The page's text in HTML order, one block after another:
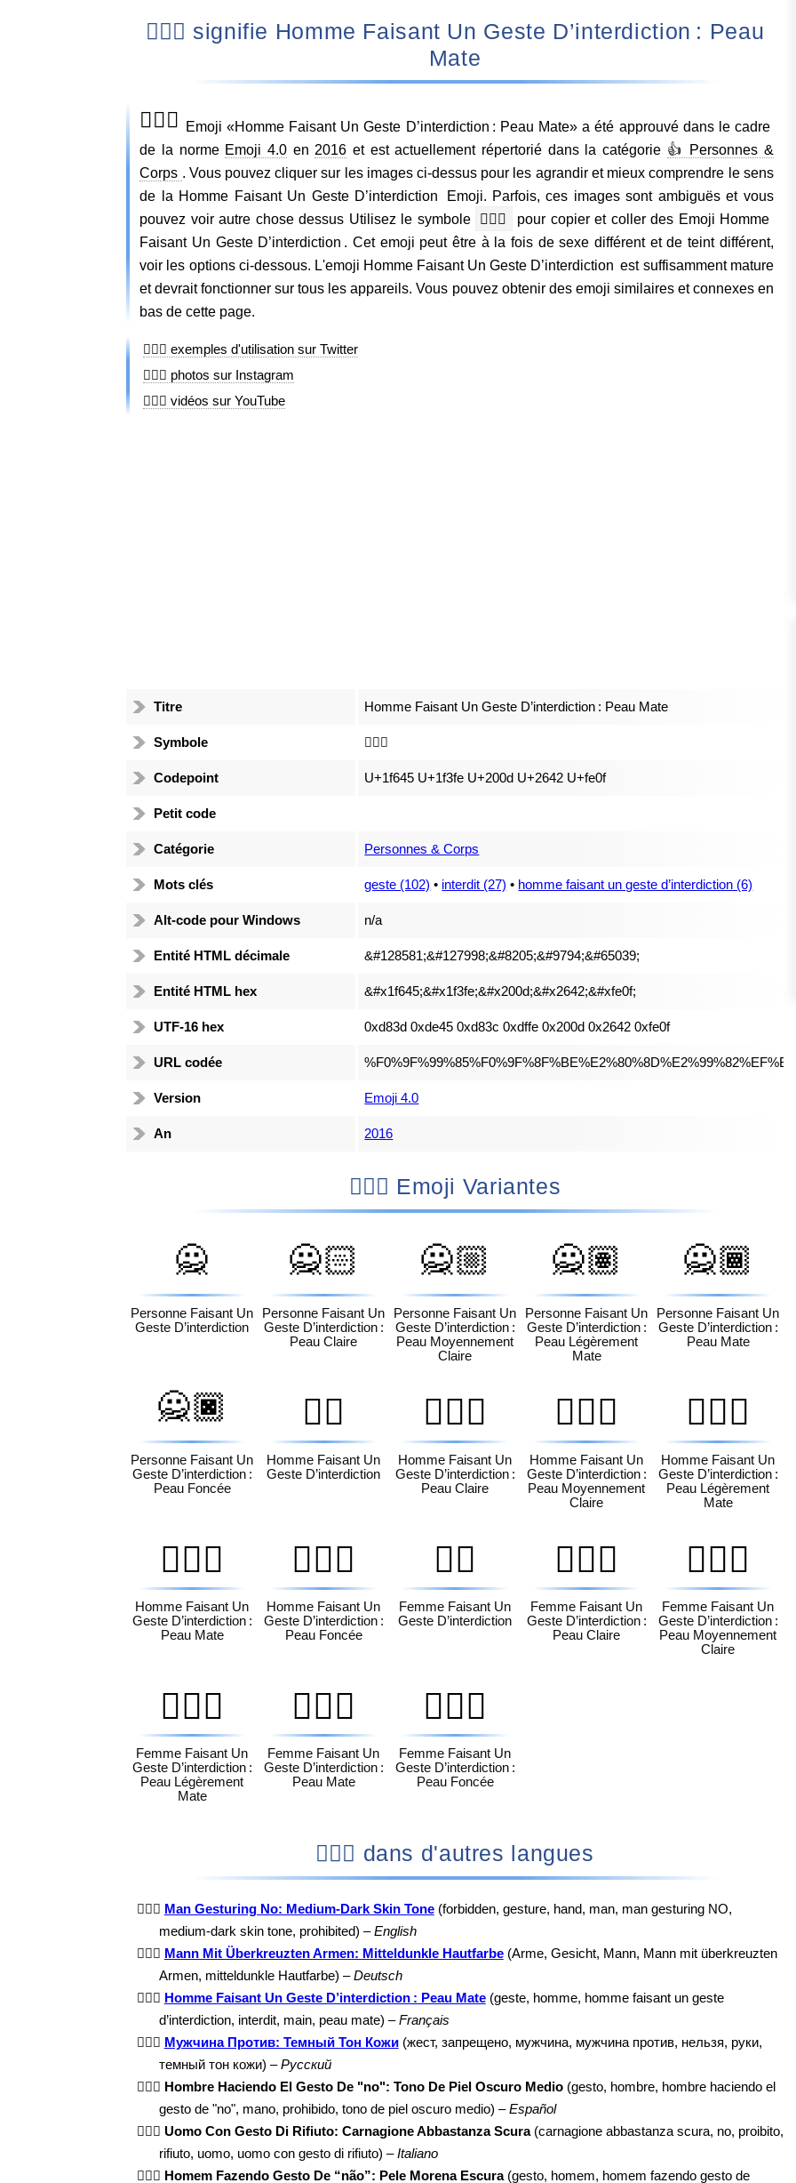
🙅🏾‍♂️ signifie Homme Faisant Un Geste D’interdiction : Peau
Mate
🙅🏾‍♂️ Emoji «Homme Faisant Un Geste D’interdiction : Peau Mate» a été approuvé dans le cadre
de la norme Emoji 4.0 en 2016 et est actuellement répertorié dans la catégorie 👍 Personnes &
Corps . Vous pouvez cliquer sur les images ci-dessus pour les agrandir et mieux comprendre le sens
de la Homme Faisant Un Geste D’interdiction Emoji. Parfois, ces images sont ambiguës et vous
pouvez voir autre chose dessus Utilisez le symbole
🙅🏾‍♂️
pour copier et coller des Emoji Homme
Faisant Un Geste D’interdiction . Cet emoji peut être à la fois de sexe différent et de teint différent,
voir les options ci-dessous. L'emoji Homme Faisant Un Geste D’interdiction est suffisamment mature
et devrait fonctionner sur tous les appareils. Vous pouvez obtenir des emoji similaires et connexes en
bas de cette page.
🙅🏾‍♂️ exemples d'utilisation sur Twitter
🙅🏾‍♂️ photos sur Instagram
🙅🏾‍♂️ vidéos sur YouTube
Titre Homme Faisant Un Geste D’interdiction : Peau Mate
Symbole 🙅🏾‍♂️
Codepoint U+1f645 U+1f3fe U+200d U+2642 U+fe0f
Petit code
Catégorie Personnes & Corps
Mots clés geste (102) • interdit (27) • homme faisant un geste d’interdiction (6)
Alt-code pour Windows n/a
Entité HTML décimale &#128581;&#127998;&#8205;&#9794;&#65039;
Entité HTML hex &#x1f645;&#x1f3fe;&#x200d;&#x2642;&#xfe0f;
UTF-16 hex 0xd83d 0xde45 0xd83c 0xdffe 0x200d 0x2642 0xfe0f
URL codée
Version Emoji 4.0
An 2016
🙅🏾‍♂️ Emoji Variantes
🙅
Personne Faisant Un
Geste D’interdiction
🙅🏻
Personne Faisant Un
Geste D’interdiction :
Peau Claire
🙅🏼
Personne Faisant Un
Geste D’interdiction :
Peau Moyennement
Claire
🙅🏽
Personne Faisant Un
Geste D’interdiction :
Peau Légèrement
Mate
🙅🏾
Personne Faisant Un
Geste D’interdiction :
Peau Mate
🙅🏿
Personne Faisant Un
Geste D’interdiction :
Peau Foncée
🙅‍♂️
Homme Faisant Un
Geste D’interdiction
🙅🏻‍♂️
Homme Faisant Un
Geste D’interdiction :
Peau Claire
🙅🏼‍♂️
Homme Faisant Un
Geste D’interdiction :
Peau Moyennement
Claire
🙅🏽‍♂️
Homme Faisant Un
Geste D’interdiction :
Peau Légèrement
Mate
🙅🏾‍♂️
Homme Faisant Un
Geste D’interdiction :
Peau Mate
🙅🏿‍♂️
Homme Faisant Un
Geste D’interdiction :
Peau Foncée
🙅‍♀️
Femme Faisant Un
Geste D’interdiction
🙅🏻‍♀️
Femme Faisant Un
Geste D’interdiction :
Peau Claire
🙅🏼‍♀️
Femme Faisant Un
Geste D’interdiction :
Peau Moyennement
Claire
🙅🏽‍♀️
Femme Faisant Un
Geste D’interdiction :
Peau Légèrement
Mate
🙅🏾‍♀️
Femme Faisant Un
Geste D’interdiction :
Peau Mate
🙅🏿‍♀️
Femme Faisant Un
Geste D’interdiction :
Peau Foncée
🙅🏾‍♂️ dans d'autres langues
🙅🏾‍♂️ Man Gesturing No: Medium-Dark Skin Tone(forbidden, gesture, hand, man, man gesturing NO,
medium-dark skin tone, prohibited) –English
🙅🏾‍♂️ Mann Mit Überkreuzten Armen: Mitteldunkle Hautfarbe(Arme, Gesicht, Mann, Mann mit überkreuzten
Armen, mitteldunkle Hautfarbe) –Deutsch
🙅🏾‍♂️ Homme Faisant Un Geste D’interdiction : Peau Mate(geste, homme, homme faisant un geste
d’interdiction, interdit, main, peau mate) –Français
🙅🏾‍♂️ Мужчина Против: Темный Тон Кожи(жест, запрещено, мужчина, мужчина против, нельзя, руки,
темный тон кожи) –Русский
🙅🏾‍♂️ Hombre Haciendo El Gesto De "no": Tono De Piel Oscuro Medio(gesto, hombre, hombre haciendo el
gesto de "no", mano, prohibido, tono de piel oscuro medio) –Español
🙅🏾‍♂️ Uomo Con Gesto Di Rifiuto: Carnagione Abbastanza Scura(carnagione abbastanza scura, no, proibito,
rifiuto, uomo, uomo con gesto di rifiuto) –Italiano
🙅🏾‍♂️ Homem Fazendo Gesto De “não”: Pele Morena Escura(gesto, homem, homem fazendo gesto de